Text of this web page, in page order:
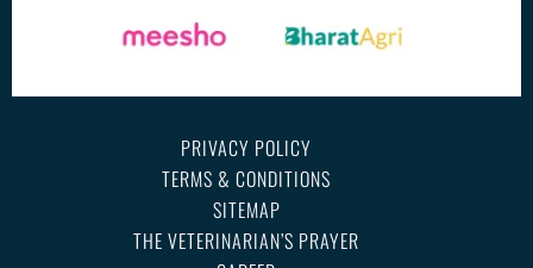
PRIVACY POLICY
TERMS & CONDITIONS
SITEMAP
THE VETERINARIAN’S PRAYER